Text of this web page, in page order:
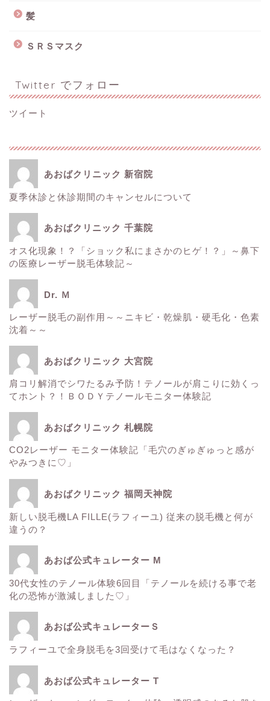
髪
ＳＲＳマスク
Twitter でフォロー
ツイート
あおばクリニック 新宿院
夏季休診と休診期間のキャンセルについて
あおばクリニック 千葉院
オス化現象！？「ショック私にまさかのヒゲ！？」～鼻下
の医療レーザー脱毛体験記～
Dr. Ｍ
レーザー脱毛の副作用～～ニキビ・乾燥肌・硬毛化・色素
沈着～～
あおばクリニック 大宮院
肩コリ解消でシワたるみ予防！テノールが肩こりに効くっ
てホント？！ＢＯＤＹテノールモニター体験記
あおばクリニック 札幌院
CO2レーザー モニター体験記「毛穴のぎゅぎゅっと感が
やみつきに♡」
あおばクリニック 福岡天神院
新しい脱毛機LA FILLE(ラフィーユ) 従来の脱毛機と何が
違うの？
あおば公式キュレーター M
30代女性のテノール体験6回目「テノールを続ける事で老
化の恐怖が激減しました♡」
あおば公式キュレーターＳ
ラフィーユで全身脱毛を3回受けて毛はなくなった？
あおば公式キュレーター T
■美容情報■
健康
肌
ウルトラアクセント
サーマクール
レーザートーニング
ＳＲＳマスク